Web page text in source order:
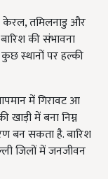
केरल, तमिलनाडु और
की संभावना
स्थानों पर हल्की
में गिरावट आ
खाड़ी में बना निम्न
बन सकता है. बारिश
जिलों में जनजीवन